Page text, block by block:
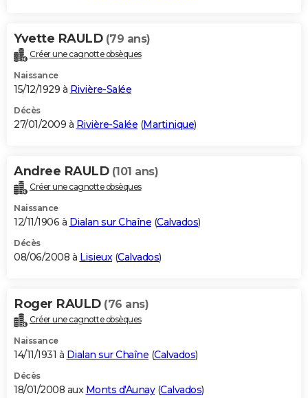
Yvette RAULD (79 ans)
Créer une cagnotte obsèques
Naissance
15/12/1929 à Rivière-Salée
Décès
27/01/2009 à Rivière-Salée (Martinique)
Andree RAULD (101 ans)
Créer une cagnotte obsèques
Naissance
12/11/1906 à Dialan sur Chaîne (Calvados)
Décès
08/06/2008 à Lisieux(Calvados)
Roger RAULD (76 ans)
Créer une cagnotte obsèques
Naissance
14/11/1931 à Dialan sur Chaîne (Calvados)
Décès
18/01/2008 aux Monts d'Aunay(Calvados)